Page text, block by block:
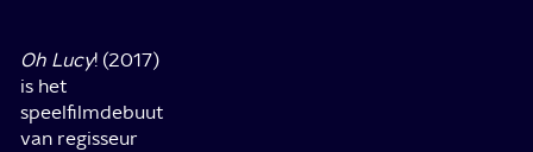
Oh Lucy! (2017)
is het
speelfilmdebuut
van regisseur